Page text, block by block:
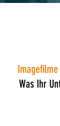
Was Ihr